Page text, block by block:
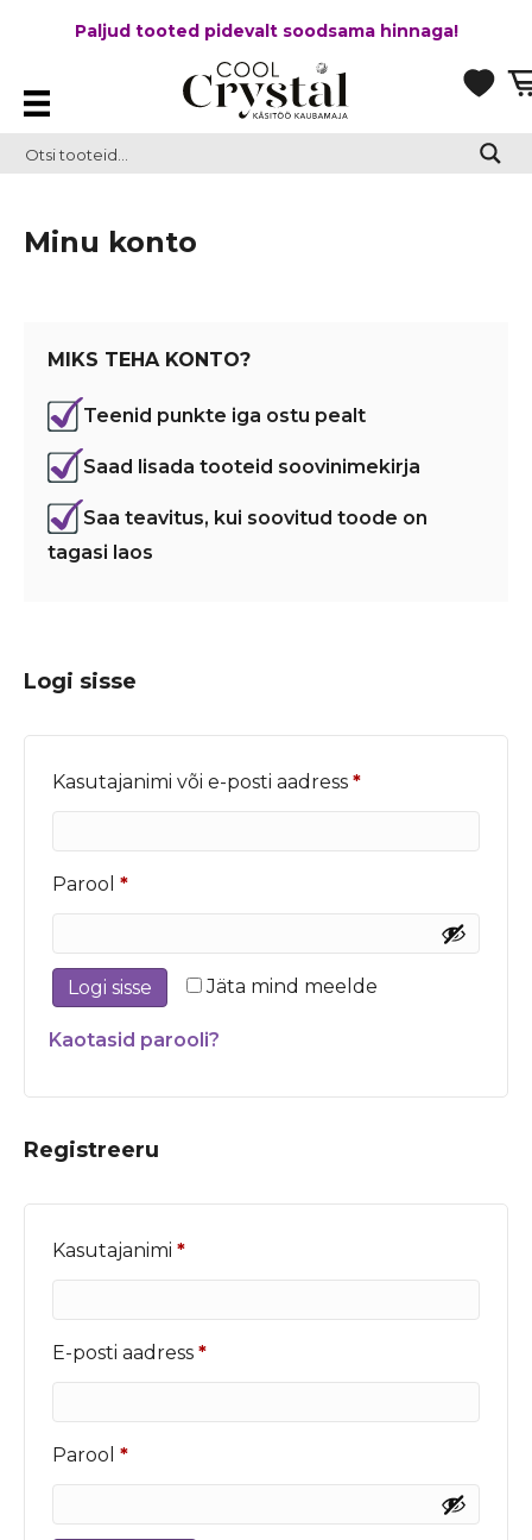
Paljud tooted pidevalt soodsama hinnaga!
Minu konto
MIKS TEHA KONTO?
Teenid punkte iga ostu pealt
Saad lisada tooteid soovinimekirja
Saa teavitus, kui soovitud toode on
tagasi laos
Logi sisse
Kasutajanimi või e-posti aadress *Nõutud
Parool *Nõutud
Jäta mind meelde
Logi sisse
Kaotasid parooli?
Registreeru
Kasutajanimi *Nõutud
E-posti aadress *Nõutud
Parool *Nõutud